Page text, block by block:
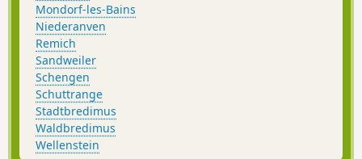
Mondorf-les-Bains
Niederanven
Remich
Sandweiler
Schengen
Schuttrange
Stadtbredimus
Waldbredimus
Wellenstein